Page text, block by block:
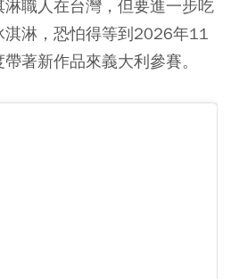
職人在台灣，但要進一步吃
淇淋，恐怕得等到2026年11
著新作品來義大利參賽。